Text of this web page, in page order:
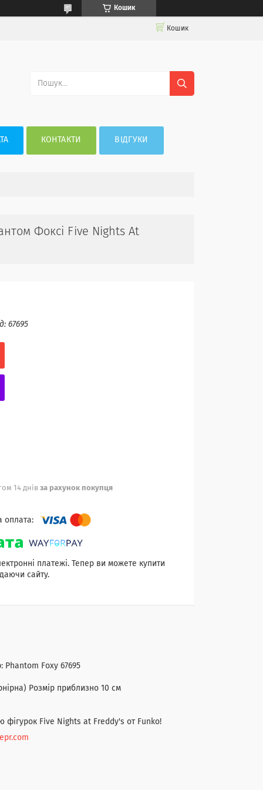
Кошик
Кошик
КОНТАКТИ ВІДГУКИ
Фоксі Five Nights At
‎67695
14 днів за рахунок покупця
платежі. Тепер ви можете купити
сайту.
Phantom Foxy ‎67695
Розмір приблизно 10 см
фігурок Five Nights at Freddy's от Funko!